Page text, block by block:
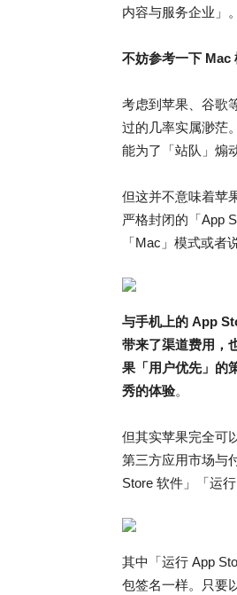
内容与服务企业」
不妨参考一下 Mac
考虑到苹果、谷歌
过的几率实属渺茫
能为了「站队」煽
但这并不意味着苹
严格封闭的「App
「Mac」模式或者
与手机上的 App
带来了渠道费用，
果「用户优先」的
秀的体验。
但其实苹果完全可
第三方应用市场与
Store 软件」「运
其中「运行 App
包签名一样。只要